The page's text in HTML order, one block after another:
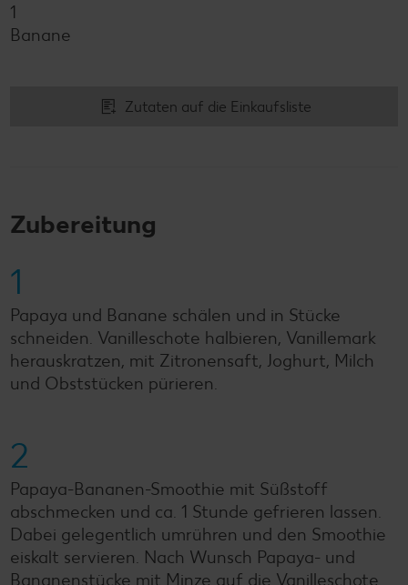
1
Banane
Zutaten auf die Einkaufsliste
Zubereitung
1
Papaya und Banane schälen und in Stücke
schneiden. Vanilleschote halbieren, Vanillemark
herauskratzen, mit Zitronensaft, Joghurt, Milch
und Obststücken pürieren.
2
Papaya-Bananen-Smoothie mit Süßstoff
abschmecken und ca. 1 Stunde gefrieren lassen.
Dabei gelegentlich umrühren und den Smoothie
eiskalt servieren. Nach Wunsch Papaya- und
Bananenstücke mit Minze auf die Vanilleschote